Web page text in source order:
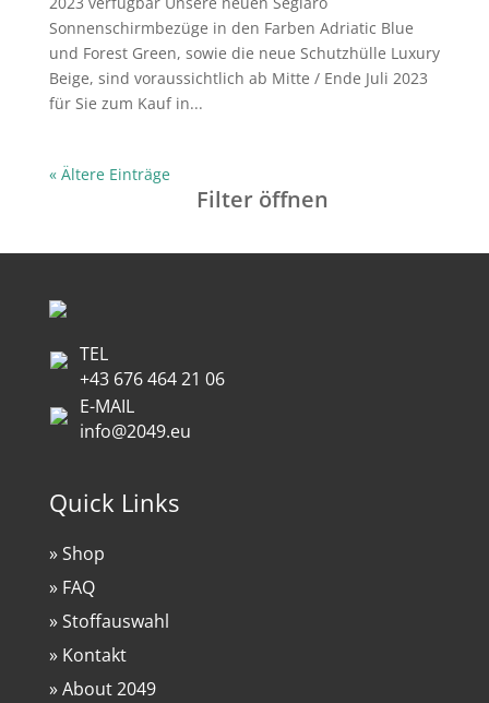
Sonnenschirmbezüge in den Farben Adriatic Blue
und Forest Green, sowie die neue Schutzhülle Luxury
Beige, sind voraussichtlich ab Mitte / Ende Juli 2023
für Sie zum Kauf in...
« Ältere Einträge
Filter öffnen
TEL
+43 676 464 21 06
E-MAIL
info@2049.eu
Quick Links
» Shop
» FAQ
» Stoffauswahl
» Kontakt
» About 2049